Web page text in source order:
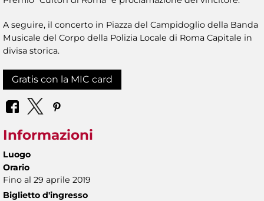
A seguire, il concerto in Piazza del Campidoglio della Banda
Musicale del Corpo della Polizia Locale di Roma Capitale in
divisa storica.
Gratis con la MIC card
Informazioni
Luogo
Orario
Fino al 29 aprile 2019
Biglietto d'ingresso